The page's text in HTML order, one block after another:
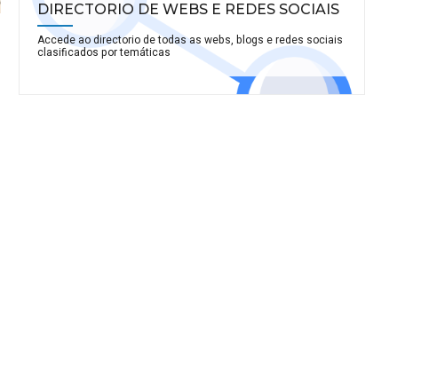
DIRECTORIO DE WEBS E REDES SOCIAIS
Accede ao directorio de todas as webs, blogs e redes sociais
clasificados por temáticas